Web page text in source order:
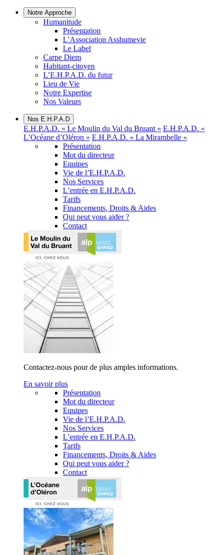
Notre Approche
Humanitude
Présentation
L’Association Asshumevie
Le Label
Carpe Diem
Habitant-citoyen
L’E.H.P.A.D. du futur
Lieu de Vie
Notre Expertise
Nos Valeurs
Nos E.H.P.A.D
E.H.P.A.D. « Le Moulin du Val du Bruant » E.H.P.A.D. «
L’Océane d’Oléron » E.H.P.A.D. « La Mirambelle »
Présentation
Mot du directeur
Equipes
Vie de l’E.H.P.A.D.
Nos Services
L’entrée en E.H.P.A.D.
Tarifs
Financements, Droits & Aides
Qui peut vous aider ?
Contact
Contactez-nous pour de plus amples informations.
En savoir plus
Présentation
Mot du directeur
Equipes
Vie de l’E.H.P.A.D.
Nos Services
L’entrée en E.H.P.A.D.
Tarifs
Financements, Droits & Aides
Qui peut vous aider ?
Contact